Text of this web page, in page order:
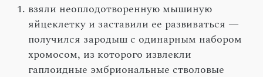
взяли неоплодотворенную мышиную
яйцеклетку и заставили ее развиваться —
получился зародыш с одинарным набором
хромосом, из которого извлекли
гаплоидные эмбриональные стволовые